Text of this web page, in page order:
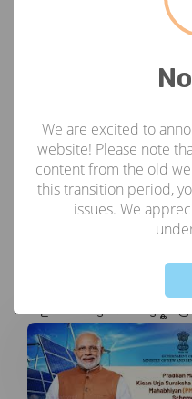
നിർമ്മിച്ച സോളാർ പാനലുകൾ
കൂടാതെ, മോട്ടോർ പമ്പ് സെറ്റ്,
സംസ്ഥാന ഗവൺമെന്റ് കുറഞ്ഞത്
PM KUSUM ഘടക ബി
PM KUSUM ഘടകത്തിന്റെ
[ബാനർ പേജ്]
കാർഷിക പമ്പുകൾ സോളാറിലേക്ക്
അപേക്ഷകളുടെ കാലാവധി
സോളാർ ഫോട്ടോവോൾട്ടെയ്ക്
We are excited to
website! Please note
content from the old
this transition period,
issues. We